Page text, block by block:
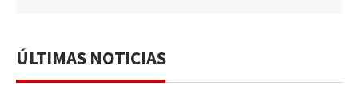
ÚLTIMAS NOTICIAS